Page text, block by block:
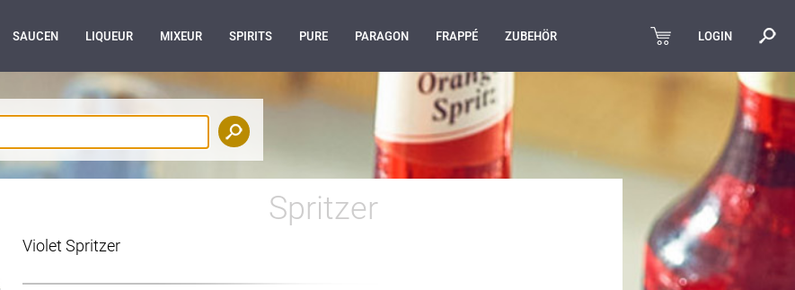
LOGIN
SAUCEN LIQUEUR MIXEUR SPIRITS PURE PARAGON FRAPPÉ ZUBEHÖR
Spritzer
Violet Spritzer